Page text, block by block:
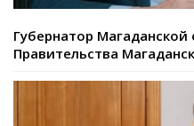
Губернатор
Правительства